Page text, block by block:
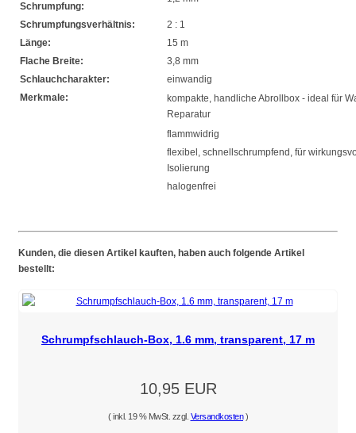
Schrumpfung:
Schrumpfungsverhältnis:
2 : 1
Länge:
15 m
Flache Breite:
3,8 mm
Schlauchcharakter:
einwandig
Merkmale:
kompakte, handliche Abrollbox - ideal für
Reparatur
flammwidrig
flexibel, schnellschrumpfend, für
Isolierung
halogenfrei
Kunden, die diesen Artikel kauften, haben auch folgende Artikel
bestellt:
Schrumpfschlauch-Box, 1.6 mm, transparent, 17 m
10,95 EUR
( inkl. 19 % MwSt. zzgl. Versandkosten)